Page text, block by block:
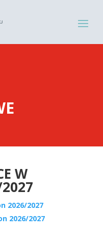
W
2026/2027
2026/2027